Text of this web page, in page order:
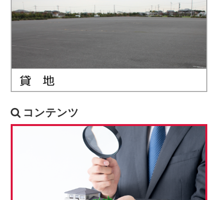
コンテンツ